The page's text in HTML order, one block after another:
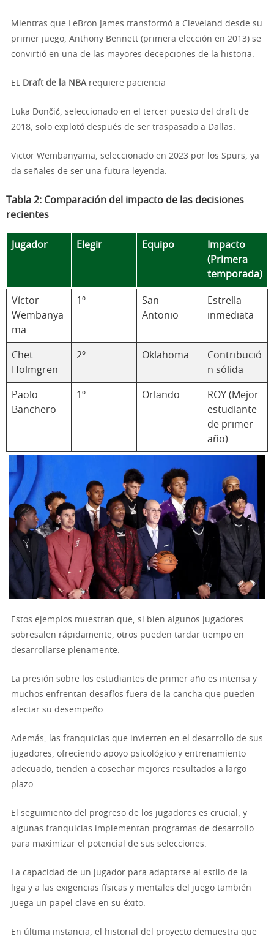
Mientras que LeBron James transformó a Cleveland desde su
primer juego, Anthony Bennett (primera elección en 2013) se
convirtió en una de las mayores decepciones de la historia.
EL Draft de la NBA requiere paciencia
Luka Dončić, seleccionado en el tercer puesto del draft de
2018, solo explotó después de ser traspasado a Dallas.
Victor Wembanyama, seleccionado en 2023 por los Spurs, ya
da señales de ser una futura leyenda.
Tabla 2: Comparación del impacto de las decisiones
recientes
Jugador Elegir Equipo
Impacto
(Primera
temporada)
Víctor
Wembanya
ma
1º
San
Antonio
Estrella
inmediata
Chet
Holmgren
2º Oklahoma
Contribució
n sólida
Paolo
Banchero
1º Orlando
ROY (Mejor
estudiante
de primer
año)
Estos ejemplos muestran que, si bien algunos jugadores
sobresalen rápidamente, otros pueden tardar tiempo en
desarrollarse plenamente.
La presión sobre los estudiantes de primer año es intensa y
muchos enfrentan desafíos fuera de la cancha que pueden
afectar su desempeño.
Además, las franquicias que invierten en el desarrollo de sus
jugadores, ofreciendo apoyo psicológico y entrenamiento
adecuado, tienden a cosechar mejores resultados a largo
plazo.
El seguimiento del progreso de los jugadores es crucial, y
algunas franquicias implementan programas de desarrollo
para maximizar el potencial de sus selecciones.
La capacidad de un jugador para adaptarse al estilo de la
liga y a las exigencias físicas y mentales del juego también
juega un papel clave en su éxito.
En última instancia, el historial del proyecto demuestra que